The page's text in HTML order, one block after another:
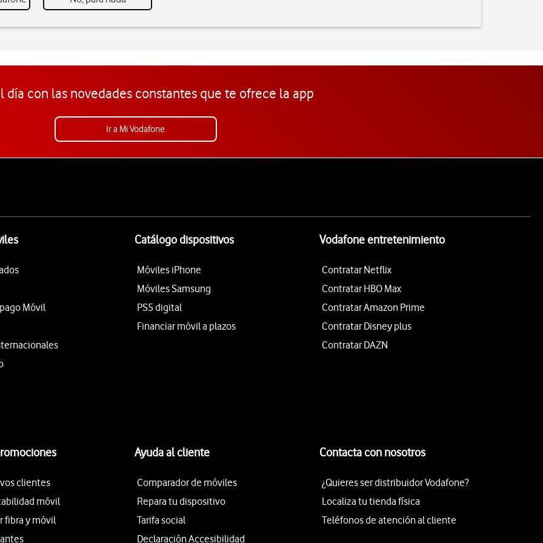
día con las novedades constantes que te ofrece la app
Ir a Mi Vodafone
Móvil
Catálogo dispositivos
Móviles iPhone
Móviles Samsung
PS5 digital
Financiar móvil a plazos
Vodafone entretenimiento
Contratar Netflix
Contratar HBO Max
Contratar Amazon Prime
Contratar Disney plus
Contratar DAZN
clientes
móvil
fibra y móvil
Ayuda al cliente
Comparador de móviles
Repara tu dispositivo
Tarifa social
Declaración Accesibilidad
Contacta con nosotros
¿Quieres ser distribuidor Vodafone?
Localiza tu tienda física
Teléfonos de atención al cliente